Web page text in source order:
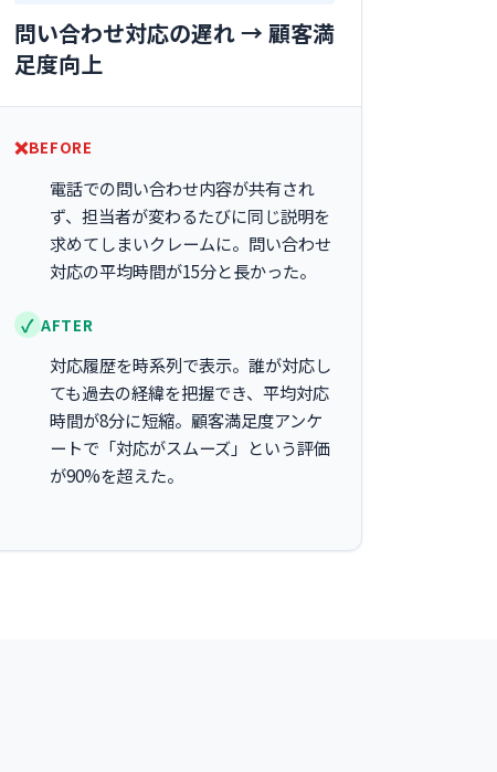
問い合わせ対応の遅れ → 顧客満
足度向上
BEFORE
電話での問い合わせ内容が共有され
ず、担当者が変わるたびに同じ説明を
求めてしまいクレームに。問い合わせ
対応の平均時間が15分と長かった。
AFTER
対応履歴を時系列で表示。誰が対応し
ても過去の経緯を把握でき、平均対応
時間が8分に短縮。顧客満足度アンケ
ートで「対応がスムーズ」という評価
が90%を超えた。